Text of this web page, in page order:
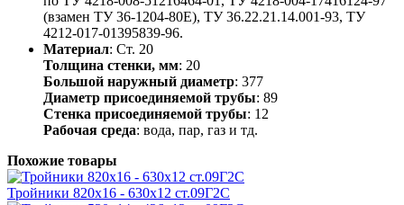
(взамен ТУ 36-1204-80Е), ТУ 36.22.21.14.001-93, ТУ
4212-017-01395839-96.
Материал: Ст. 20
Толщина стенки, мм: 20
Большой наружный диаметр: 377
Диаметр присоединяемой трубы: 89
Стенка присоединяемой трубы: 12
Рабочая среда: вода, пар, газ и тд.
Похожие товары
Тройники 820х16 - 630х12 ст.09Г2С